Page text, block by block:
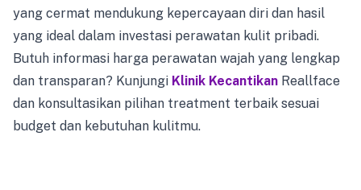
yang cermat mendukung kepercayaan diri dan hasil
yang ideal dalam investasi perawatan kulit pribadi.
Butuh informasi harga perawatan wajah yang lengkap
dan transparan? Kunjungi Klinik Kecantikan Reallface
dan konsultasikan pilihan treatment terbaik sesuai
budget dan kebutuhan kulitmu.